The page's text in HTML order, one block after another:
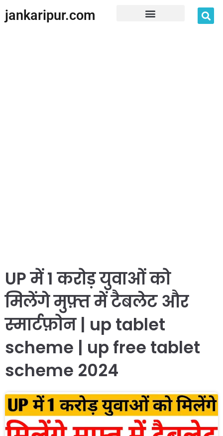
jankaripur.com
UP में 1 करोड़ युवाओं को
मिलेंगे मुफ़्त में टैबलेट और
स्मार्टफ़ोन | up tablet
scheme | up free tablet
scheme 2024